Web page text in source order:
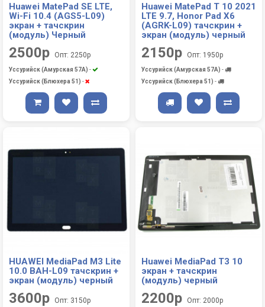
Huawei MatePad SE LTE,
Wi-Fi 10.4 (AGS5-L09)
экран + тачскрин
(модуль) Черный
2500р Опт: 2250р
Уссурийск (Амурская 57А) -
Уссурийск (Блюхера 51) -
Huawei MatePad T 10 2021
LTE 9.7, Honor Pad X6
(AGRK-L09) тачскрин +
экран (модуль) черный
2150р Опт: 1950р
Уссурийск (Амурская 57А) -
Уссурийск (Блюхера 51) -
HUAWEI MediaPad M3 Lite
10.0 BAH-L09 тачскрин +
экран (модуль) черный
3600р Опт: 3150р
Huawei MediaPad T3 10
экран + тачскрин
(модуль) черный
2200р Опт: 2000р